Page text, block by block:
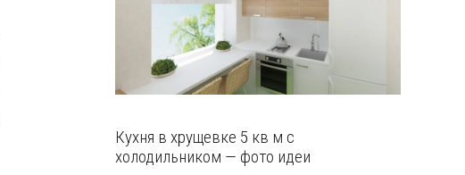
Кухня в хрущевке 5 кв м с
холодильником — фото идеи